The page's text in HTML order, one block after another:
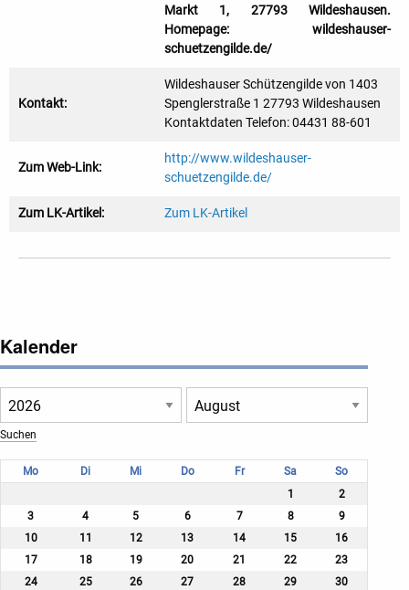
Markt 1, 27793 Wildeshausen.
Homepage: wildeshauser-
schuetzengilde.de/
Kontakt:
Wildeshauser Schützengilde von 1403
Spenglerstraße 1 27793 Wildeshausen
Kontaktdaten Telefon: 04431 88-601
Zum Web-Link:
http://www.wildeshauser-
schuetzengilde.de/
Zum LK-Artikel: Zum LK-Artikel
Kalender
Mo Di Mi Do Fr Sa
So
1
2
3
4 5 6 7 8
9
10
11 12 13 14 15
16
17
18 19 20 21 22
23
24
25 26 27 28 29
30